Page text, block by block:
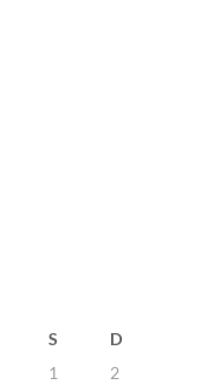
S
D
1
2